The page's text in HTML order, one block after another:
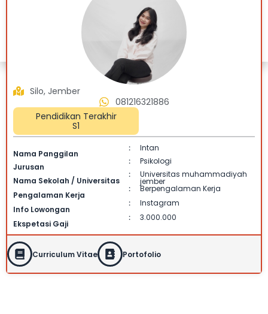
Pendidikan Terakhir
S1
081216321886
Silo, Jember
Nama Panggilan
:
Intan
Jurusan
:
Psikologi
Nama Sekolah / Universitas
: Universitas muhammadiyah
jember
Pengalaman Kerja
: Berpengalaman Kerja
Info Lowongan
: Instagram
Ekspetasi Gaji
: 3.000.000
Curriculum Vitae Portofolio